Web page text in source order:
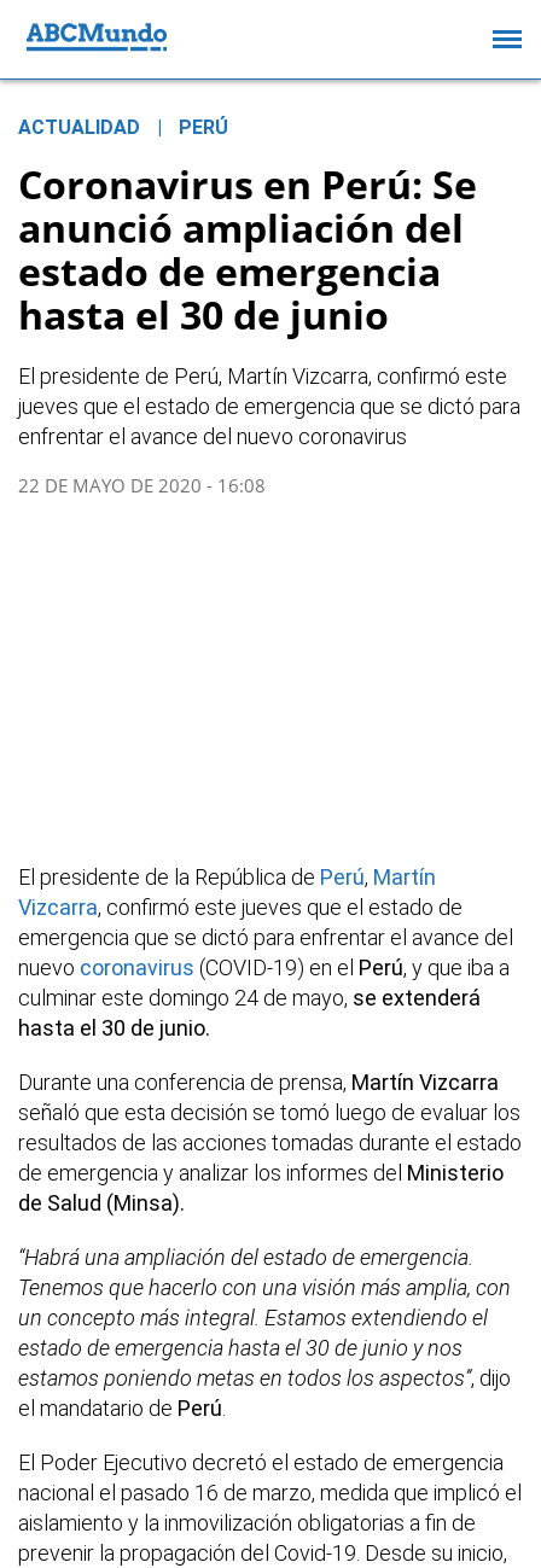
ACTUALIDAD PERÚ
Coronavirus en Perú: Se
anunció ampliación del
estado de emergencia
hasta el 30 de junio
El presidente de Perú, Martín Vizcarra, confirmó este
jueves que el estado de emergencia que se dictó para
enfrentar el avance del nuevo coronavirus
22 DE MAYO DE 2020 - 16:08
El presidente de la República de Perú, Martín
Vizcarra, confirmó este jueves que el estado de
emergencia que se dictó para enfrentar el avance del
nuevo coronavirus (COVID-19) en el Perú, y que iba a
culminar este domingo 24 de mayo, se extenderá
hasta el 30 de junio.
Durante una conferencia de prensa, Martín Vizcarra
señaló que esta decisión se tomó luego de evaluar los
resultados de las acciones tomadas durante el estado
de emergencia y analizar los informes del Ministerio
de Salud (Minsa).
“Habrá una ampliación del estado de emergencia.
Tenemos que hacerlo con una visión más amplia, con
un concepto más integral. Estamos extendiendo el
estado de emergencia hasta el 30 de junio y nos
estamos poniendo metas en todos los aspectos”, dijo
el mandatario de Perú.
El Poder Ejecutivo decretó el estado de emergencia
nacional el pasado 16 de marzo, medida que implicó el
aislamiento y la inmovilización obligatorias a fin de
prevenir la propagación del Covid-19. Desde su inicio,